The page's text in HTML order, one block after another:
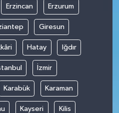
Erzincan Erzurum
Giresun
Hatay Iğdır
İzmir
Karabük Karaman
Kayseri Kilis